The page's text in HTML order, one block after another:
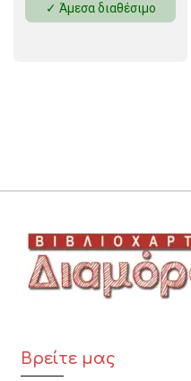
✓ Άμεσα διαθέσιμο
Βρείτε μας